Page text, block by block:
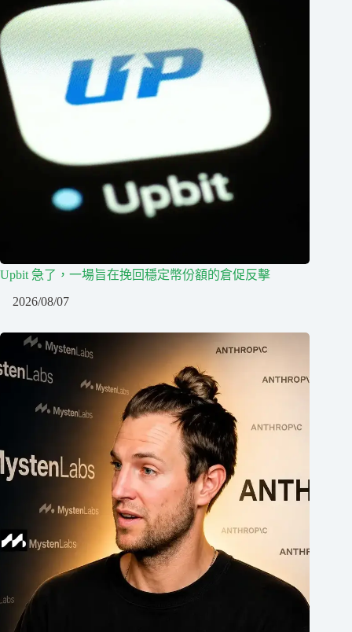
Upbit 急了，一場旨在挽回穩定幣份額的倉促反擊
2026/08/07